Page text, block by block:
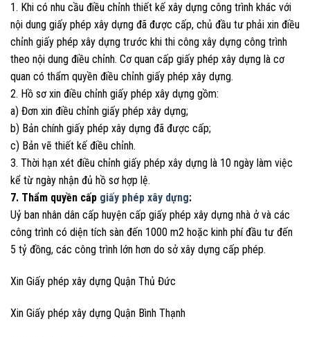
1. Khi có nhu cầu điều chỉnh thiết kế xây dựng công trình khác với
nội dung giấy phép xây dựng đã được cấp, chủ đầu tư phải xin điều
chỉnh giấy phép xây dựng trước khi thi công xây dựng công trình
theo nội dung điều chỉnh. Cơ quan cấp giấy phép xây dựng là cơ
quan có thẩm quyền điều chỉnh giấy phép xây dựng.
2. Hồ sơ xin điều chỉnh giấy phép xây dựng gồm:
a) Đơn xin điều chỉnh giấy phép xây dựng;
b) Bản chính giấy phép xây dựng đã được cấp;
c) Bản vẽ thiết kế điều chỉnh.
3. Thời hạn xét điều chỉnh giấy phép xây dựng là 10 ngày làm việc
kể từ ngày nhận đủ hồ sơ hợp lệ.
7. Thẩm quyền cấp giấy phép xây dựng:
Uỷ ban nhân dân cấp huyện cấp giấy phép xây dựng nhà ở và các
công trình có diện tích sàn đến 1000 m2 hoặc kinh phí đầu tư đến
5 tỷ đồng, các công trình lớn hơn do sở xây dựng cấp phép.
Xin Giấy phép xây dựng Quận Thủ Đức
Xin Giấy phép xây dựng Quận Bình Thạnh